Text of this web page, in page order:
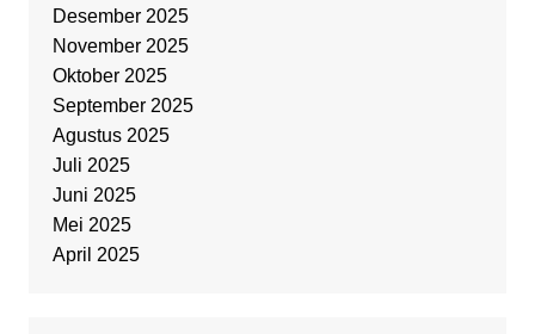
Desember 2025
November 2025
Oktober 2025
September 2025
Agustus 2025
Juli 2025
Juni 2025
Mei 2025
April 2025